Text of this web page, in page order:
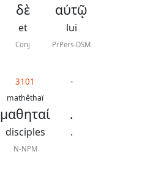
δὲ
et
Conj
αὐτῷ
lui
PrPers-DSM
3101
mathêthaï
μαθηταί
disciples
N-NPM
-
.
.